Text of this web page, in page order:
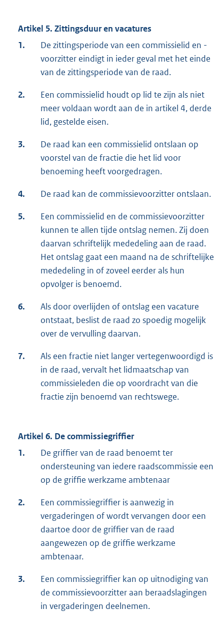
Artikel 5. Zittingsduur en vacatures
1.
De zittingsperiode van een commissielid en -
voorzitter eindigt in ieder geval met het einde
van de zittingsperiode van de raad.
2.
Een commissielid houdt op lid te zijn als niet
meer voldaan wordt aan de in artikel 4, derde
lid, gestelde eisen.
3.
De raad kan een commissielid ontslaan op
voorstel van de fractie die het lid voor
benoeming heeft voorgedragen.
4. De raad kan de commissievoorzitter ontslaan.
5.
Een commissielid en de commissievoorzitter
kunnen te allen tijde ontslag nemen. Zij doen
daarvan schriftelijk mededeling aan de raad.
Het ontslag gaat een maand na de schriftelijke
mededeling in of zoveel eerder als hun
opvolger is benoemd.
6.
Als door overlijden of ontslag een vacature
ontstaat, beslist de raad zo spoedig mogelijk
over de vervulling daarvan.
7.
Als een fractie niet langer vertegenwoordigd is
in de raad, vervalt het lidmaatschap van
commissieleden die op voordracht van die
fractie zijn benoemd van rechtswege.
Artikel 6. De commissiegriffier
1.
De griffier van de raad benoemt ter
ondersteuning van iedere raadscommissie een
op de griffie werkzame ambtenaar
2.
Een commissiegriffier is aanwezig in
vergaderingen of wordt vervangen door een
daartoe door de griffier van de raad
aangewezen op de griffie werkzame
ambtenaar.
3.
Een commissiegriffier kan op uitnodiging van
de commissievoorzitter aan beraadslagingen
in vergaderingen deelnemen.